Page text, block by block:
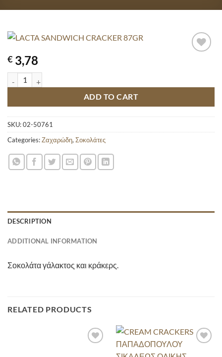
€ 3,78
LACTA SANDWICH CRACKER 87GR quantity
ADD TO CART
SKU:02-50761
Categories:Ζαχαρώδη,Σοκολάτες
DESCRIPTION
ADDITIONAL INFORMATION
Σοκολάτα γάλακτος και κράκερς.
RELATED PRODUCTS